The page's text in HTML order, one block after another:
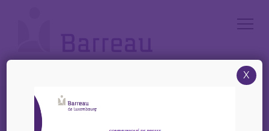
Accueil News
1er Octobre 2024 – CJBL – Conférence « Salarié ou indépendant :
avantage ou risque ? » – Bulletin n°43/2023-2024
X